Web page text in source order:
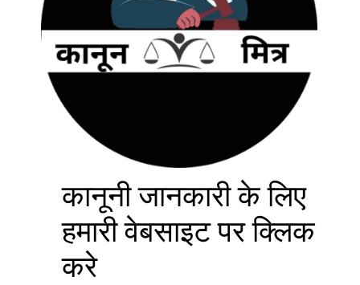
कानूनी जानकारी के लिए
हमारी वेबसाइट पर क्लिक
करे